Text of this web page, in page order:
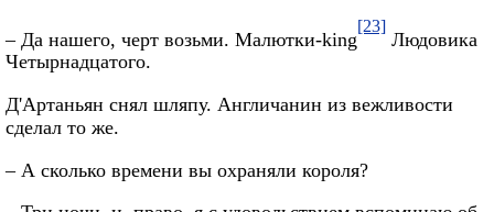
– Да нашего, черт возьми. Малютки-king
[23]
Людовика
Четырнадцатого.
Д'Артаньян снял шляпу. Англичанин из вежливости
сделал то же.
– А сколько времени вы охраняли короля?